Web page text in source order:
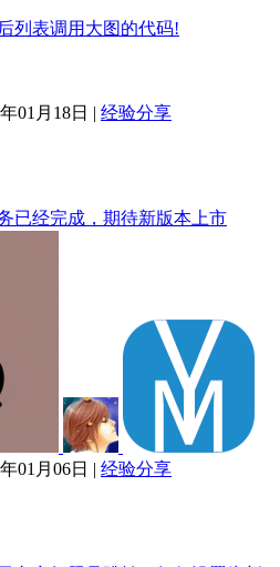
列表调用大图的代码!
01月18日 | 经验分享
已经完成，期待新版本上市
01月06日 | 经验分享